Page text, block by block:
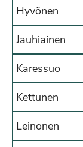
Hyvönen
Jauhiainen
Karessuo
Kettunen
Leinonen